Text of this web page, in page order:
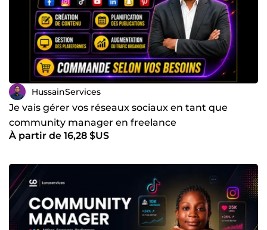
HussainServices
Je vais gérer vos réseaux sociaux en tant que
community manager en freelance
À partir de 16,28 $US